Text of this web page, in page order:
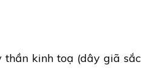
kinh toạ (dây giã sắc